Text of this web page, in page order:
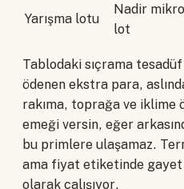
Yarışma lotu
Nadir mikro
lot
Tablodaki sıçrama
ödenen ekstra para,
rakıma, toprağa ve iklime
emeği versin, eğer
bu primlere ulaşamaz.
ama fiyat etiketinde gayet
olarak çalışıyor.